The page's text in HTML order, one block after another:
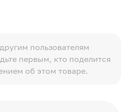
пользователям
первым, кто поделится
об этом товаре.